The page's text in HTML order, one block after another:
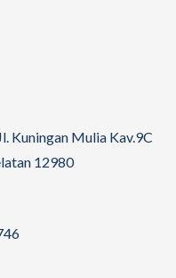
Kuningan Mulia Kav.9C
12980